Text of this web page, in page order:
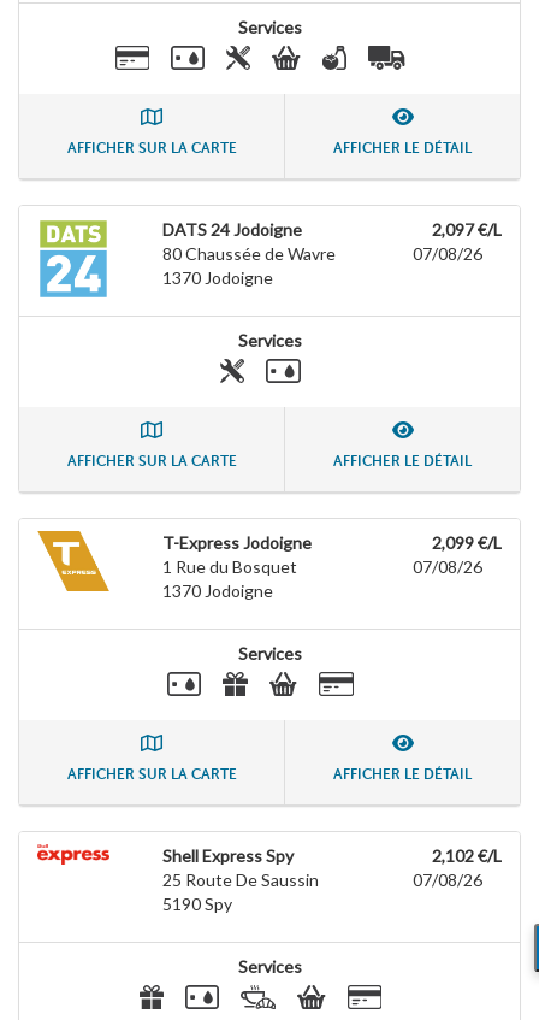
Services
AFFICHER SUR LA CARTE AFFICHER LE DÉTAIL
DATS 24 Jodoigne
80 Chaussée de Wavre
1370 Jodoigne
2,097 €/L
07/08/26
Services
AFFICHER SUR LA CARTE AFFICHER LE DÉTAIL
T-Express Jodoigne
1 Rue du Bosquet
1370 Jodoigne
2,099 €/L
07/08/26
Services
AFFICHER SUR LA CARTE AFFICHER LE DÉTAIL
Shell Express Spy
25 Route De Saussin
5190Spy
2,102 €/L
07/08/26
Services